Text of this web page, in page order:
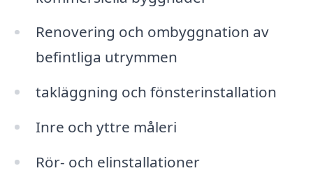
Renovering och ombyggnation av
befintliga utrymmen
takläggning och fönsterinstallation
Inre och yttre måleri
Rör- och elinstallationer